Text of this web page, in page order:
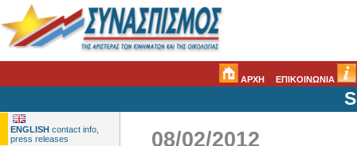
ΑΡΧΗ ΕΠΙΚΟΙΝΩΝΙΑ
ENGLISH contact info,
press releases
08/02/2012